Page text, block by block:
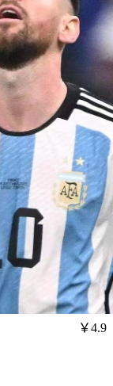
￥4.9